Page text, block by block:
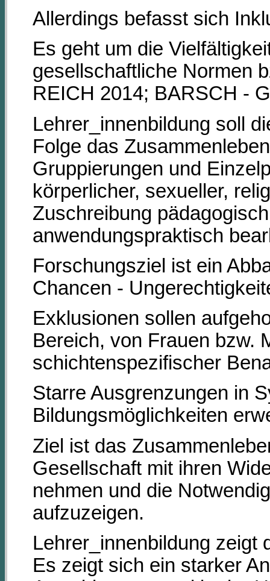
Allerdings befasst sich
Es geht um die
gesellschaftliche Normen
REICH 2014; BARSCH -
Lehrer_innenbildung soll
Folge das
Gruppierungen und
körperlicher, sexueller,
Zuschreibung
anwendungspraktisch
Forschungsziel ist ein
Chancen -
Exklusionen sollen
Bereich, von Frauen bzw.
schichtenspezifischer
Starre Ausgrenzungen in
Bildungsmöglichkeiten
Ziel ist das
Gesellschaft mit ihren
nehmen und die
aufzuzeigen.
Lehrer_innenbildung zeigt
Es zeigt sich ein starker